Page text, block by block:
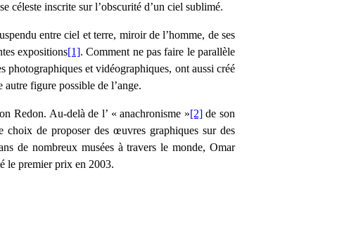
céleste inscrite sur l’obscurité d’un ciel sublimé.
entre ciel et terre, miroir de l’homme, de ses
expositions[1]. Comment ne pas faire le parallèle
photographiques et vidéographiques, ont aussi créé
figure possible de l’ange.
Redon. Au-delà de l’ « anachronisme »[2]de son
choix de proposer des œuvres graphiques sur des
de nombreux musées à travers le monde, Omar
le premier prix en 2003.